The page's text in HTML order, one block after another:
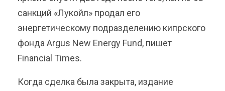
санкций «Лукойл» продал его
энергетическому подразделению кипрского
фонда Argus New Energy Fund, пишет
Financial Times.
Когда сделка была закрыта, издание